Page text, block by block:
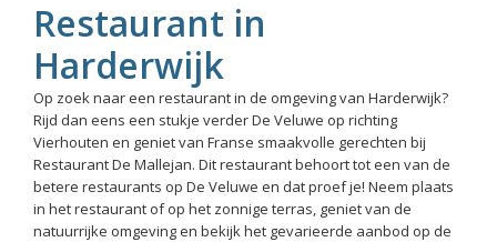
Restaurant in
Harderwijk
Op zoek naar een restaurant in de omgeving van Harderwijk?
Rijd dan eens een stukje verder De Veluwe op richting
Vierhouten en geniet van Franse smaakvolle gerechten bij
Restaurant De Mallejan. Dit restaurant behoort tot een van de
betere restaurants op De Veluwe en dat proef je! Neem plaats
in het restaurant of op het zonnige terras, geniet van de
natuurrijke omgeving en bekijk het gevarieerde aanbod op de